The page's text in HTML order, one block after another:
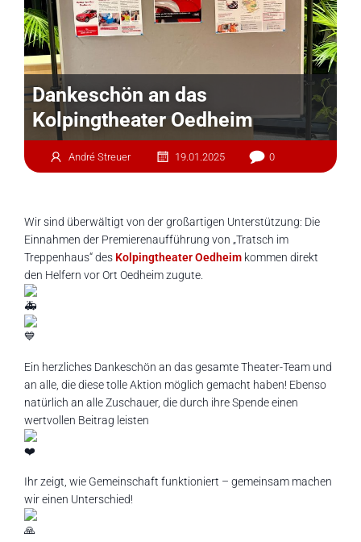
Dankeschön an das
Kolpingtheater Oedheim
André Streuer 19.01.2025 0
Wir sind überwältigt von der großartigen Unterstützung: Die
Einnahmen der Premierenaufführung von „Tratsch im
Treppenhaus“ des Kolpingtheater Oedheim kommen direkt
den Helfern vor Ort Oedheim zugute.
Ein herzliches Dankeschön an das gesamte Theater-Team und
an alle, die diese tolle Aktion möglich gemacht haben! Ebenso
natürlich an alle Zuschauer, die durch ihre Spende einen
wertvollen Beitrag leisten
Ihr zeigt, wie Gemeinschaft funktioniert – gemeinsam machen
wir einen Unterschied!